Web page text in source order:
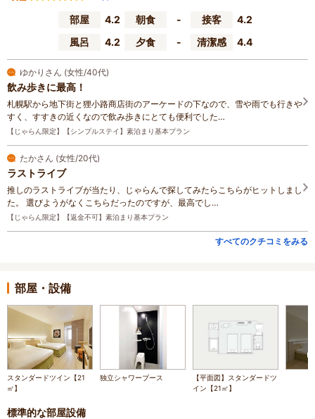
部屋
4.2 朝食 - 接客
4.2
風呂
4.2 夕食 - 清潔感 4.4
ゆかりさん (女性/40代)
飲み歩きに最高！
札幌駅から地下街と狸小路商店街のアーケードの下なので、雪や雨でも行きや
すく、すすきの近くなので飲み歩きにとても便利でした…
【じゃらん限定】【シンプルステイ】素泊まり基本プラン
たかさん (女性/20代)
ラストライブ
推しのラストライブが当たり、じゃらんで探してみたらこちらがヒットしまし
た。 選びようがなくこちらだったのですが、最高でし…
【じゃらん限定】【返金不可】素泊まり基本プラン
すべてのクチコミをみる
部屋・設備
スタンダードツイン【21
㎡】
独立シャワーブース
【平面図】スタンダードツ
イン【21㎡】
標準的な部屋設備